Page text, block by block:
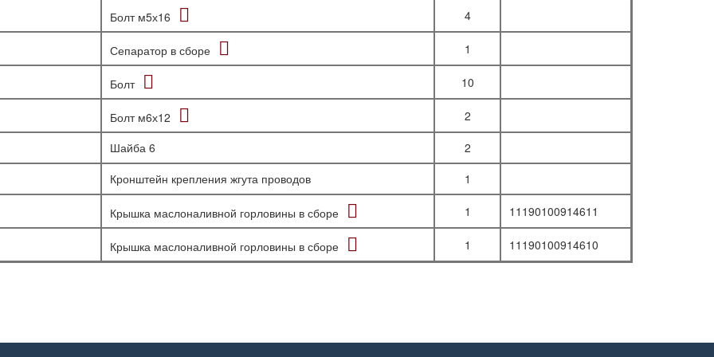
Болт м5х16 4
Сепаратор в сборе 1
Болт 10
Болт м6х12
2
Шайба 6
2
Кронштейн крепления жгута проводов 1
Крышка маслоналивной горловины в сборе 1 11190100914611
Крышка маслоналивной горловины в сборе 1 11190100914610